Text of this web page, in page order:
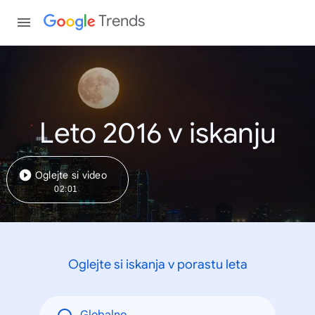
Trends
Leto 2016 v iskanju
Oglejte si video
02:01
Oglejte si iskanja v porastu leta